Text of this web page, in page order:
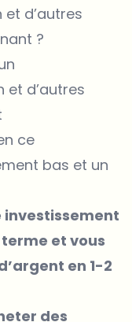
d’autres
?
et d’autres
ce
bas et un
investissement
et vous
en 1-2
des